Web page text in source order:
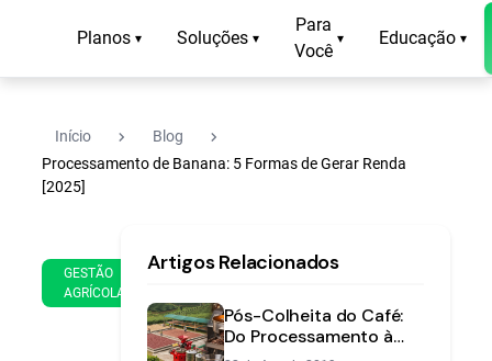
Planos ▾ Soluções ▾
Para
Você
▾ Educação ▾
Início navigate_next Blog navigate_next
Processamento de Banana: 5 Formas de Gerar Renda
[2025]
GESTÃO
AGRÍCOLA
de
de
2025
min
leitura
Artigos Relacionados
Pós-Colheita do Café:
Do Processamento à